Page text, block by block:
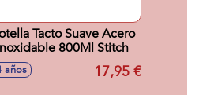
Tacto Suave Acero
800Ml Stitch
años 17,95 €